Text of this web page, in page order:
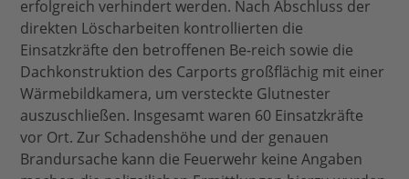
erfolgreich verhindert werden. Nach Abschluss der
direkten Löscharbeiten kontrollierten die
Einsatzkräfte den betroffenen Be-reich sowie die
Dachkonstruktion des Carports großflächig mit einer
Wärmebildkamera, um versteckte Glutnester
auszuschließen. Insgesamt waren 60 Einsatzkräfte
vor Ort. Zur Schadenshöhe und der genauen
Brandursache kann die Feuerwehr keine Angaben